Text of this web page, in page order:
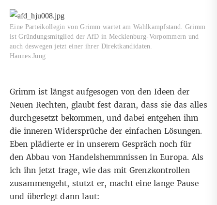
Eine Parteikollegin von Grimm wartet am Wahlkampfstand. Grimm
ist Gründungsmitglied der AfD in Mecklenburg-Vorpommern und
auch deswegen jetzt einer ihrer Direktkandidaten.
Hannes Jung
Grimm ist längst aufgesogen von den Ideen der
Neuen Rechten, glaubt fest daran, dass sie das alles
durchgesetzt bekommen, und dabei entgehen ihm
die inneren Widersprüche der einfachen Lösungen.
Eben plädierte er in unserem Gespräch noch für
den Abbau von Handelshemmnissen in Europa. Als
ich ihn jetzt frage, wie das mit Grenzkontrollen
zusammengeht, stutzt er, macht eine lange Pause
und überlegt dann laut: